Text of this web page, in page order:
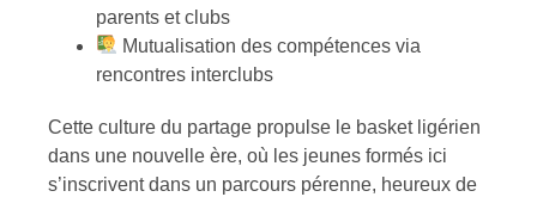
parents et clubs
Mutualisation des compétences via
rencontres interclubs
Cette culture du partage propulse le basket ligérien
dans une nouvelle ère, où les jeunes formés ici
s’inscrivent dans un parcours pérenne, heureux de